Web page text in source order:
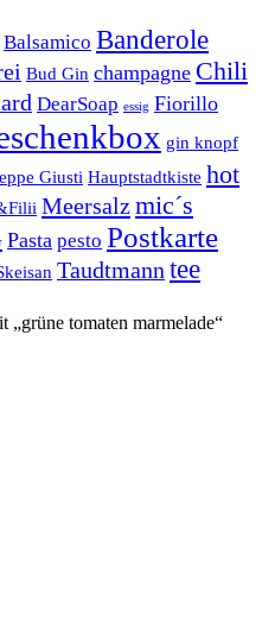
Balsamico Banderole
Bud Gin champagne Chili
DearSoap essig Fiorillo
gin knopf
Giusti Hauptstadtkiste hot
Meersalzmic´s
Pasta pesto Postkarte
Taudtmann tee
„grüne tomaten marmelade“